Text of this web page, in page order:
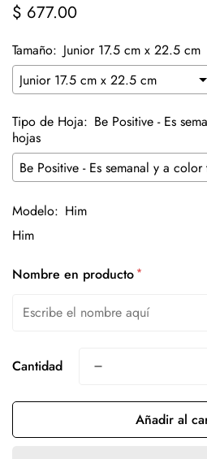
Precio
$ 677.00
Tamaño: Junior 17.5 cm x 22.5 cm
Tipo de Hoja: Be Positive - Es
hojas
Modelo: Him
Nombre en producto *
Cantidad
Añadir al